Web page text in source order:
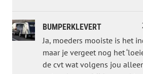
BUMPERKLEVERT
Ja, moeders mooiste is het
maar je vergeet nog het
de cvt wat volgens jou